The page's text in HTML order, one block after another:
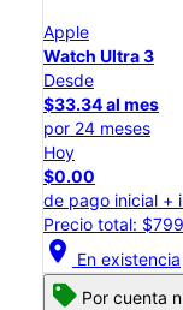
Apple
Watch Ultra 3
Desde
$33.34 al mes
por 24 meses
Hoy
$0.00
de pago inicial +
Precio total:
location_on En existencia
Por cuenta